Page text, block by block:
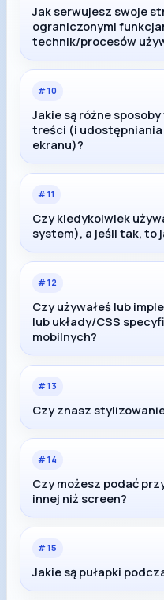
Jak serwujesz swoje
ograniczonymi
technik/procesów
#10
Jakie są różne
treści (i
ekranu)?
#11
Czy kiedykolwiek
system), a jeśli tak, to
#12
Czy używałeś lub
lub układy/CSS
mobilnych?
#13
Czy znasz
#14
Czy możesz podać
innej niż screen?
#15
Jakie są pułapki